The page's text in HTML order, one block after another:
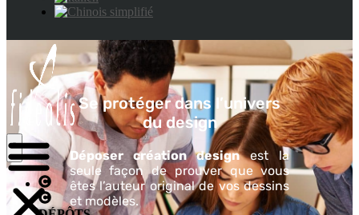
Se protéger dans l’univers
du design
Déposer création designest la
seule façon de prouver que vous
êtes l’auteur original de vos dessins
et modèles.